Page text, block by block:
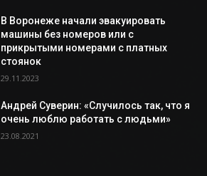
В Воронеже начали эвакуировать
машины без номеров или с
прикрытыми номерами с платных
стоянок
29.11.2023
Андрей Суверин: «Случилось так, что я
очень люблю работать с людьми»
23.08.2021